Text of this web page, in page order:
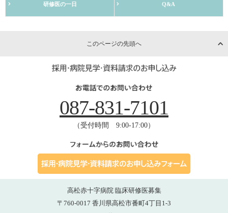
研修医の一日 Q&A
このページの先頭へ
087-831-7101
（受付時間 9:00-17:00）
高松赤十字病院 臨床研修医募集
〒760-0017 香川県高松市番町4丁目1-3